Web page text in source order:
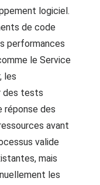
logiciel.
de code
performances
le Service
les
des tests
réponse des
avant
valide
mais
les